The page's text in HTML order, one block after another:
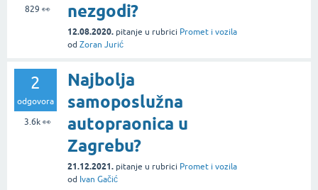
829 👀
nezgodi?
12.08.2020. pitanje u rubrici Promet i vozila
od Zoran Jurić
2
odgovora
3.6k👀
Najbolja
samoposlužna
autopraonica u
Zagrebu?
21.12.2021. pitanje u rubrici Promet i vozila
od Ivan Gačić